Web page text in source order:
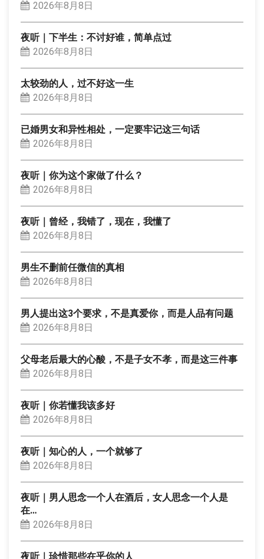
2026年8月8日
夜听｜下半生：不讨好谁，简单点过
2026年8月8日
太较劲的人，过不好这一生
2026年8月8日
已婚男女和异性相处，一定要牢记这三句话
2026年8月8日
夜听｜你为这个家做了什么？
2026年8月8日
夜听｜曾经，我错了，现在，我懂了
2026年8月8日
男生不删前任微信的真相
2026年8月8日
男人提出这3个要求，不是真爱你，而是人品有问题
2026年8月8日
父母老后最大的心酸，不是子女不孝，而是这三件事
2026年8月8日
夜听｜你若懂我该多好
2026年8月8日
夜听｜知心的人，一个就够了
2026年8月8日
夜听｜男人思念一个人在酒后，女人思念一个人是
在…
2026年8月8日
夜听｜珍惜那些在乎你的人